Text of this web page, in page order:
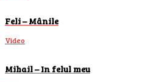
Feli – Mânile
Video
Mihail – In felul meu